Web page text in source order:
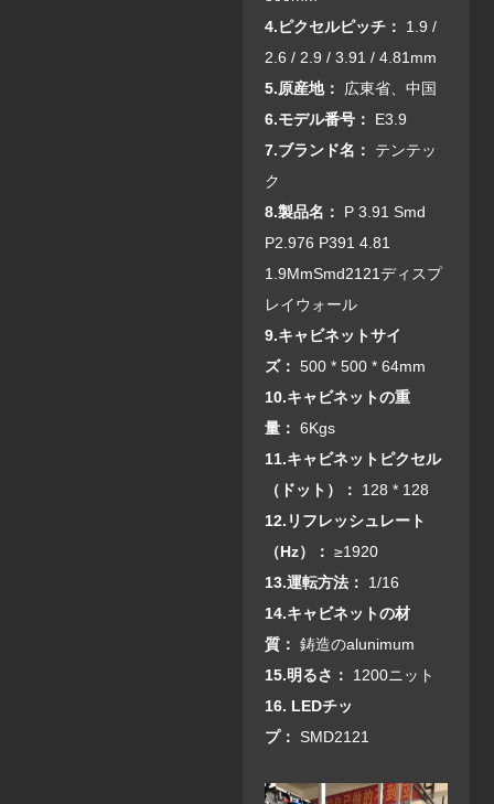
4.ピクセルピッチ：
1.9 /
2.6 / 2.9 / 3.91 / 4.81mm
5.原産地：
広東省、中国
6.モデル番号：
E3.9
7.ブランド名：
テンテッ
ク
8.製品名：
P 3.91 Smd
P2.976 P391 4.81
1.9MmSmd2121ディスプ
レイウォール
9.キャビネットサイ
ズ： 500 * 500 * 64mm
10.キャビネットの重
量： 6Kgs
11.キャビネットピクセル
（ドット）：
128 * 128
12.リフレッシュレート
（Hz）： ≥1920
13.運転方法： 1/16
14.キャビネットの材
質： 鋳造のalunimum
15.明るさ： 1200ニット
16. LEDチッ
プ： SMD2121